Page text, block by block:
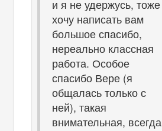
и я не удержусь, тоже
хочу написать вам
большое спасибо,
нереально классная
работа. Особое
спасибо Вере (я
общалась только с
ней), такая
внимательная, всегда